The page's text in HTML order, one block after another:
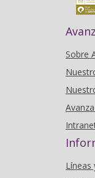
Sobre
Líneas